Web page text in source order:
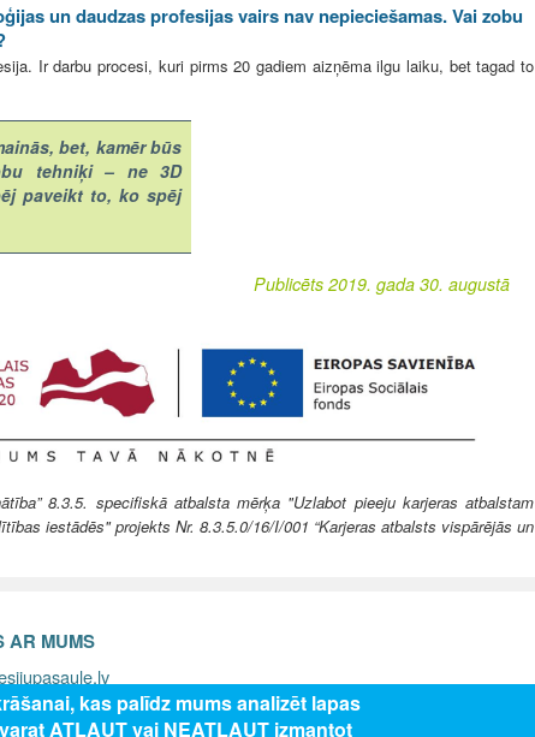
un daudzas profesijas vairs nav nepieciešamas. Vai zobu
Ir darbu procesi, kuri pirms 20 gadiem aizņēma ilgu laiku, bet tagad to
bet, kamēr būs
tehniķi – ne 3D
paveikt to, ko spēj
Publicēts 2019. gada 30. augustā
8.3.5. specifiskā atbalsta mērķa "Uzlabot pieeju karjeras atbalstam
iestādēs" projekts Nr. 8.3.5.0/16/I/001 “Karjeras atbalsts vispārējās un
AR MUMS
kas palīdz mums analizēt lapas
ATĻAUT vai NEATĻAUT izmantot